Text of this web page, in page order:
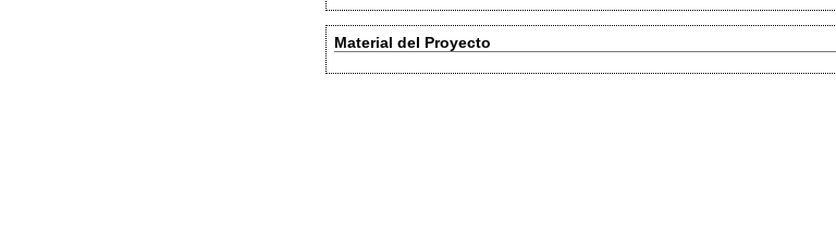
Material del Proyecto